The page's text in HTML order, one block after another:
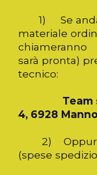
1) Se
materiale
sarà pronta)
tecnico:
Team
4, 6928
2) Oppure
(spese